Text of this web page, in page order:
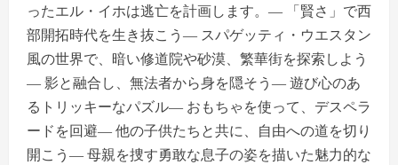
ったエル・イホは逃亡を計画します。― 「賢さ」で西
部開拓時代を生き抜こう― スパゲッティ・ウエスタン
風の世界で、暗い修道院や砂漠、繁華街を探索しよう
― 影と融合し、無法者から身を隠そう― 遊び心のあ
るトリッキーなパズル― おもちゃを使って、デスペラ
ードを回避― 他の子供たちと共に、自由への道を切り
開こう― 母親を捜す勇敢な息子の姿を描いた魅力的な